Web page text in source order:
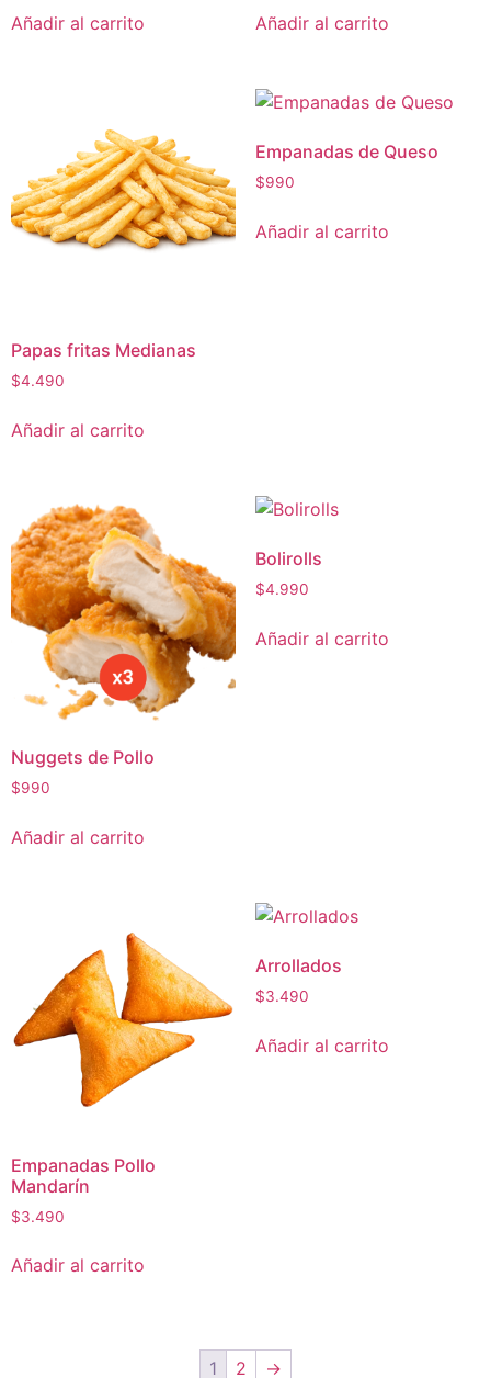
Añadir al carrito Añadir al carrito
Papas fritas Medianas
$4.490
Añadir al carrito
Empanadas de Queso
$990
Añadir al carrito
Nuggets de Pollo
$990
Añadir al carrito
Bolirolls
$4.990
Añadir al carrito
Empanadas Pollo
Mandarín
$3.490
Añadir al carrito
Arrollados
$3.490
Añadir al carrito
1 2 →